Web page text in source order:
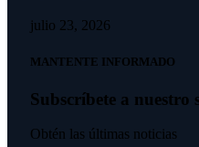
julio 23, 2026
MANTENTE INFORMADO
Subscríbete a nuestro
Obtén las últimas noticias